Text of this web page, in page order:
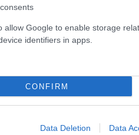
allow Google to enable storage
identifiers in apps.
CONFIRM
Data Deletion Data
για τις